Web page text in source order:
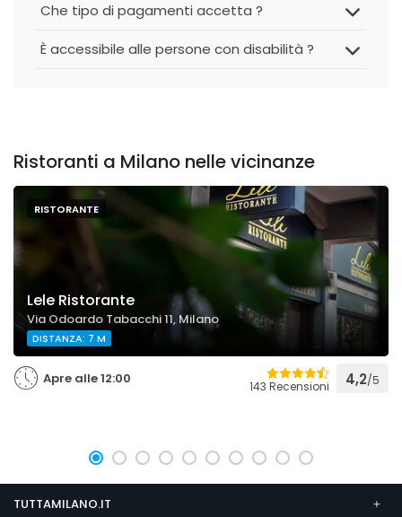
Che tipo di pagamenti accetta ?
È accessibile alle persone con disabilità ?
Ristoranti a Milano nelle vicinanze
RISTORANTE
Lele Ristorante
Via Odoardo Tabacchi 11, Milano
DISTANZA: 7 M
Apre alle 12:00 143 Recensioni 4,2/5
TUTTAMILANO.IT